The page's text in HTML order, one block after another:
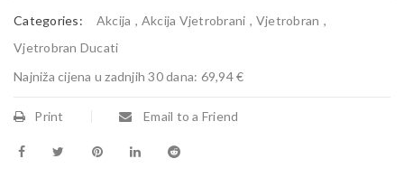
Categories: Akcija , Akcija Vjetrobrani , Vjetrobran ,
Vjetrobran Ducati
Najniža cijena u zadnjih 30 dana: 69,94 €
Print Email to a Friend